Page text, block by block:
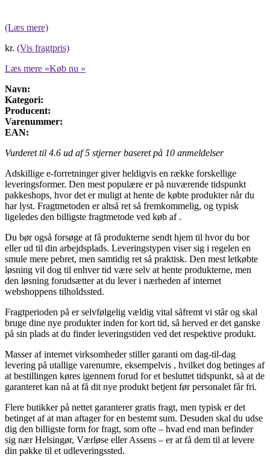
(Læs mere)
kr. (Vis fragtpris)
Læs mere »Køb nu »
Navn:
Kategori:
Producent:
Varenummer:
EAN:
Vurderet til 4.6 ud af 5 stjerner baseret på 10 anmeldelser
Adskillige e-forretninger giver heldigvis en række forskellige
leveringsformer. Den mest populære er på nuværende tidspunkt
pakkeshops, hvor det er muligt at hente de købte produkter når du
har lyst. Fragtmetoden er altså ret så fremkommelig, og typisk
ligeledes den billigste fragtmetode ved køb af .
Du bør også forsøge at få produkterne sendt hjem til hvor du bor
eller ud til din arbejdsplads. Leveringstypen viser sig i regelen en
smule mere pebret, men samtidig ret så praktisk. Den mest letkøbte
løsning vil dog til enhver tid være selv at hente produkterne, men
den løsning forudsætter at du lever i nærheden af internet
webshoppens tilholdssted.
Fragtperioden på er selvfølgelig vældig vital såfremt vi står og skal
bruge dine nye produkter inden for kort tid, så herved er det ganske
på sin plads at du finder leveringstiden ved det respektive produkt.
Masser af internet virksomheder stiller garanti om dag-til-dag
levering på utallige varenumre, eksempelvis , hvilket dog betinges af
at bestillingen køres igennem forud for et besluttet tidspunkt, så at de
garanteret kan nå at få dit nye produkt betjent før personalet får fri.
Flere butikker på nettet garanterer gratis fragt, men typisk er det
betinget af at man aftager for en bestemt sum. Desuden skal du udse
dig den billigste form for fragt, som ofte – hvad end man befinder
sig nær Helsingør, Værløse eller Assens – er at få dem til at levere
din pakke til et udleveringssted.